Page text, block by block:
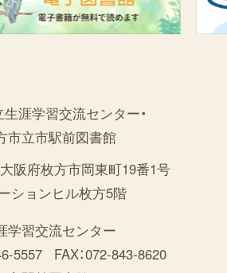
涯学習交流センター・
市立市駅前図書館
阪府枚方市岡東町19番1号
ションヒル枚方5階
学習交流センター
5557
FAX：072-843-8620